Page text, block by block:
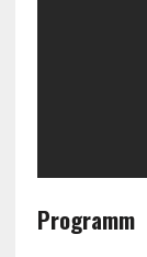
Programm